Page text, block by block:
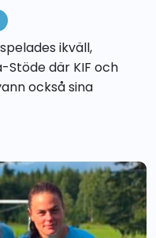
ikväll,
Stöde där KIF och
också sina